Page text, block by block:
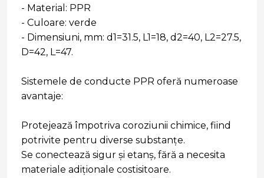
- Material: PPR
- Culoare: verde
- Dimensiuni, mm: d1=31.5, L1=18, d2=40, L2=27.5,
D=42, L=47.
Sistemele de conducte PPR oferă numeroase
avantaje:
Protejează împotriva coroziunii chimice, fiind
potrivite pentru diverse substanțe.
Se conectează sigur și etanș, fără a necesita
materiale adiționale costisitoare.